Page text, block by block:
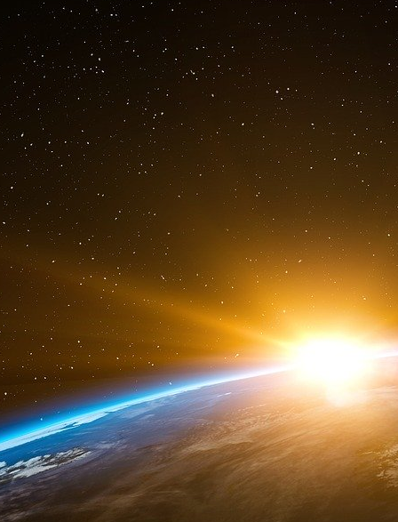
Fu Zhu est professeur de médecine, chef
et président de l’hôpital Xuhui, hôpital
l’université de Fudan, Université de médecine
Il a un MBA de l’Université royale du
plus de 30 ans et a publié une soixantaine
Rédacteur en chef et rédacteur de six
Yun », « Suivi de la Télécardiologie
hôpitaux des villes et des comtés -
projets nationaux et municipaux à
technologique de Shanghai en 2015 ; le
innovation du modèle de santé médicale »
Medical Science and Technology en 2018.
15 ans d’exploration et de pratique dans le
grands projets de la Fondation médicale
comité économique et d’informations de
commission étatique de santé et de
plateforme médicale « intelligente » en Chine,
technologie d’information par intelligence
watching », qui connecte de manière
ceux en ligne, créant ainsi un nouveau
médecins sans limites et des patients sans
Le professeur FU Zhu est vice-président et
télécardiologie et des maladies chroniques ; il
logiciels) des Universités de Fudan, de